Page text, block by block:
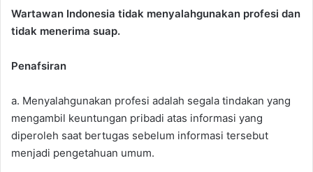
Wartawan Indonesia tidak menyalahgunakan profesi dan
tidak menerima suap.
Penafsiran
a. Menyalahgunakan profesi adalah segala tindakan yang
mengambil keuntungan pribadi atas informasi yang
diperoleh saat bertugas sebelum informasi tersebut
menjadi pengetahuan umum.